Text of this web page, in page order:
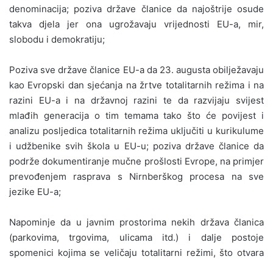
denominacija; poziva države članice da najoštrije osude
takva djela jer ona ugrožavaju vrijednosti EU-a, mir,
slobodu i demokratiju;
Poziva sve države članice EU-a da 23. augusta obilježavaju
kao Evropski dan sjećanja na žrtve totalitarnih režima i na
razini EU-a i na državnoj razini te da razvijaju svijest
mlađih generacija o tim temama tako što će povijest i
analizu posljedica totalitarnih režima uključiti u kurikulume
i udžbenike svih škola u EU-u; poziva države članice da
podrže dokumentiranje mučne prošlosti Evrope, na primjer
prevođenjem rasprava s Nirnberškog procesa na sve
jezike EU-a;
Napominje da u javnim prostorima nekih država članica
(parkovima, trgovima, ulicama itd.) i dalje postoje
spomenici kojima se veličaju totalitarni režimi, što otvara